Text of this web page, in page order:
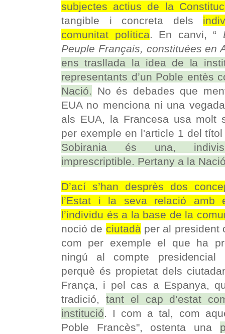
subjectes actius de la
tangible i concreta dels
comunitat política. En canvi, “
Peuple Français, constituées en
ens trasllada la idea de la
representants d’un Poble entès
Nació. No és debades que
EUA no menciona ni una
als EUA, la Francesa usa molt
per exemple en l'article 1 del
Sobirania és una,
imprescriptible. Pertany a la
D’ací s’han desprès dos
l’Estat i la seva relació amb
l’individu és a la base de la
noció de ciutadàper al president
com per exemple el que ha
ningú al compte presidencial
perquè és propietat dels
França, i pel cas a Espanya,
tradició, tant el cap d’estat
institució. I com a tal, com
Poble Francès", ostenta una